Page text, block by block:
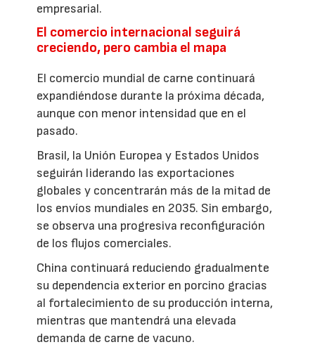
empresarial.
El comercio internacional seguirá
creciendo, pero cambia el mapa
El comercio mundial de carne continuará
expandiéndose durante la próxima década,
aunque con menor intensidad que en el
pasado.
Brasil, la Unión Europea y Estados Unidos
seguirán liderando las exportaciones
globales y concentrarán más de la mitad de
los envíos mundiales en 2035. Sin embargo,
se observa una progresiva reconfiguración
de los flujos comerciales.
China continuará reduciendo gradualmente
su dependencia exterior en porcino gracias
al fortalecimiento de su producción interna,
mientras que mantendrá una elevada
demanda de carne de vacuno.